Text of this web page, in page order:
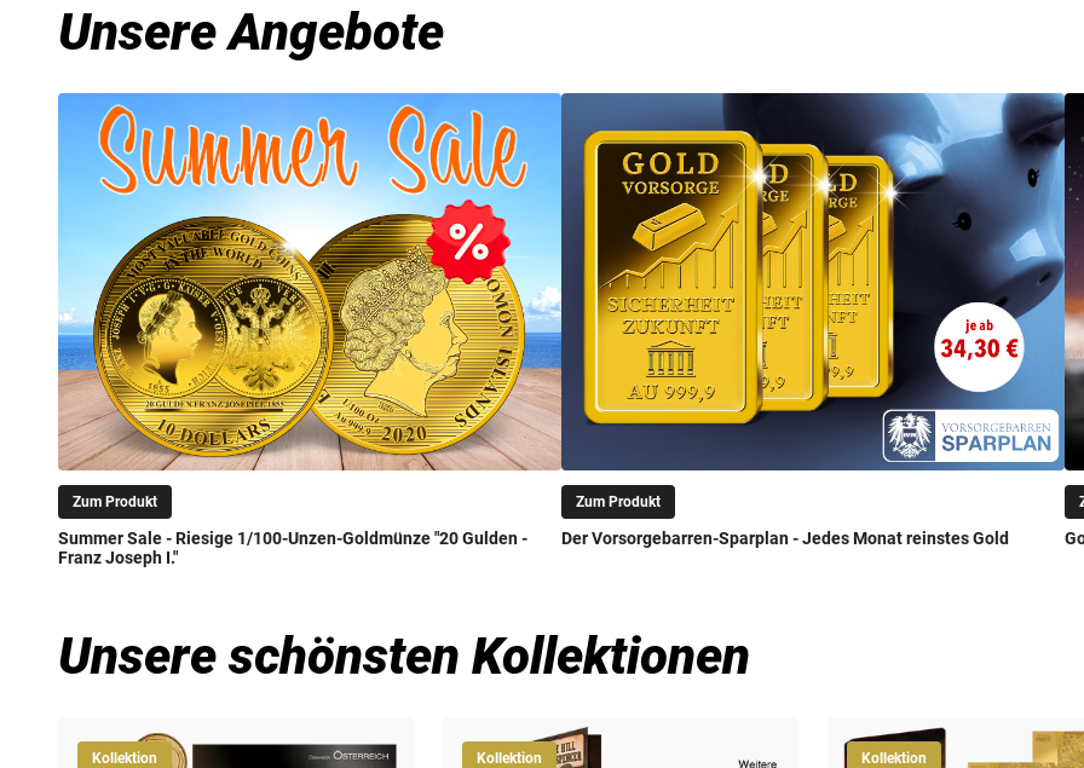
Unsere Angebote
Zum Produkt
Summer Sale - Riesige 1/100-Unzen-Goldmünze "20 Gulden -
Franz Joseph I."
Zum Produkt
Der Vorsorgebarren-Sparplan - Jedes Monat reinstes Gold
Unsere schönsten Kollektionen
Kollektion Kollektion Kollektion